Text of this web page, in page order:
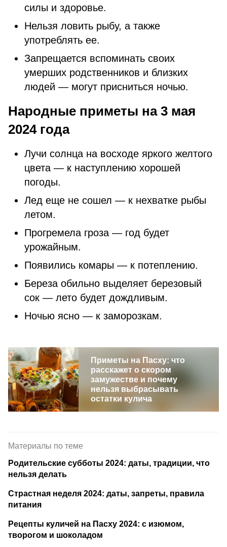
силы и здоровье.
Нельзя ловить рыбу, а также
употреблять ее.
Запрещается вспоминать своих
умерших родственников и близких
людей — могут присниться ночью.
Народные приметы на 3 мая
2024 года
Лучи солнца на восходе яркого желтого
цвета — к наступлению хорошей
погоды.
Лед еще не сошел — к нехватке рыбы
летом.
Прогремела гроза — год будет
урожайным.
Появились комары — к потеплению.
Береза обильно выделяет березовый
сок — лето будет дождливым.
Ночью ясно — к заморозкам.
Приметы на Пасху: что
расскажет о скором
замужестве и почему
нельзя выбрасывать
остатки кулича
Материалы по теме
Родительские субботы 2024: даты, традиции, что
нельзя делать
Страстная неделя 2024: даты, запреты, правила
питания
Рецепты куличей на Пасху 2024: c изюмом,
творогом и шоколадом